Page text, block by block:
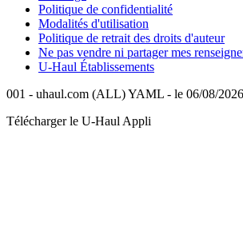
Politique de confidentialité
Modalités d'utilisation
Politique de retrait des droits d'auteur
Ne pas vendre ni partager mes
U-Haul Établissements
001 - uhaul.com (ALL) YAML - le 06/08/2026
Télécharger le U-Haul Appli